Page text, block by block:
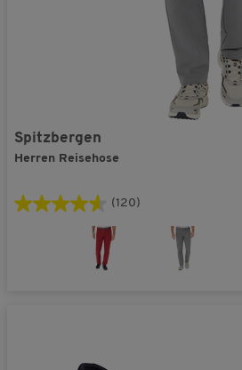
Spitzbergen
Herren Reisehose
(120)